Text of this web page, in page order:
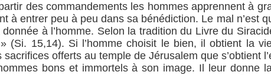
des commandements les hommes apprennent à
à entrer peu à peu dans sa bénédiction. Le mal n’est
à l’homme. Selon la tradition du Livre du
(Si. 15,14). Si l’homme choisit le bien, il obtient la
offerts au temple de Jérusalem que s’obtient
bons et immortels à son image. Il leur donne